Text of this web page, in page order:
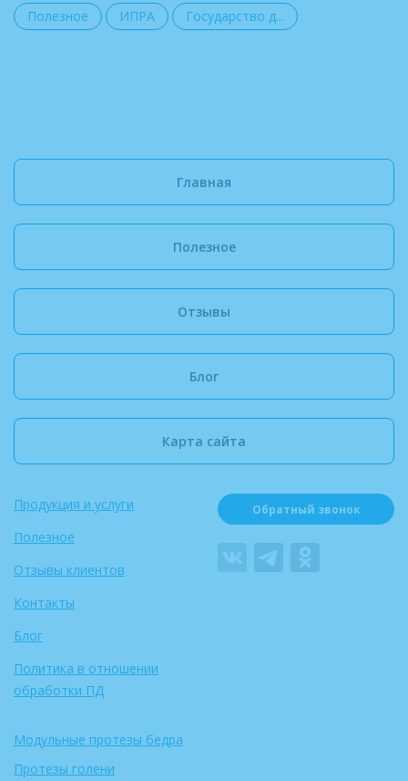
Полезное ИПРА Государство д...
Главная
Полезное
Отзывы
Блог
Карта сайта
Продукция и услуги
Полезное
Отзывы клиентов
Контакты
Блог
Политика в отношении
обработки ПД
Модульные протезы бедра
Протезы голени
Обратный звонок